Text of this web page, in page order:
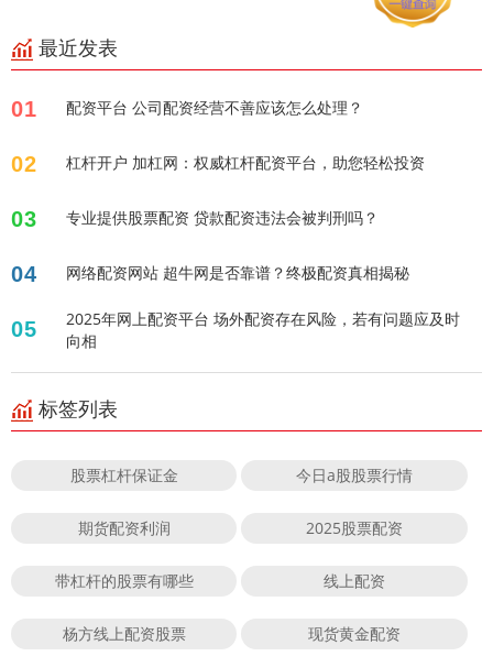
最近发表
01 配资平台 公司配资经营不善应该怎么处理？
02 杠杆开户 加杠网：权威杠杆配资平台，助您轻松投资
03 专业提供股票配资 贷款配资违法会被判刑吗？
04 网络配资网站 超牛网是否靠谱？终极配资真相揭秘
05
2025年网上配资平台 场外配资存在风险，若有问题应及时
向相
标签列表
股票杠杆保证金 今日a股股票行情
期货配资利润 2025股票配资
带杠杆的股票有哪些 线上配资
杨方线上配资股票 现货黄金配资